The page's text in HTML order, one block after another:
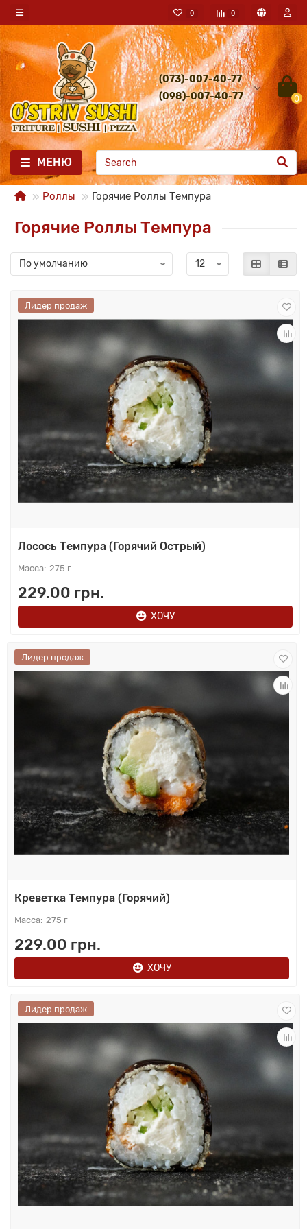
0 0
(073)-007-40-77
(098)-007-40-77
0
МЕНЮ
Роллы Горячие Роллы Темпура
Горячие Роллы Темпура
Лидер продаж
Лосось Темпура (Горячий Острый)
275 г
229.00 грн.
ХОЧУ
Лидер продаж
Креветка Темпура (Горячий)
275 г
229.00 грн.
ХОЧУ
Лидер продаж